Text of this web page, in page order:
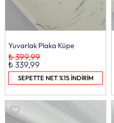
Yuvarlak Plaka Küpe
₺ 339,99
₺ 399,99
SEPETTE NET %15 İNDİRİM